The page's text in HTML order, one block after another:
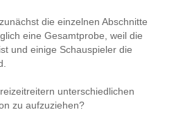
die einzelnen Abschnitte
eine Gesamtprobe, weil die
und einige Schauspieler die
unterschiedlichen
zu aufzuziehen?